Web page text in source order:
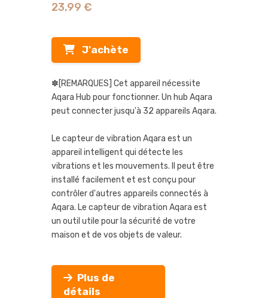
23,99 €
J'achète
✽[REMARQUES] Cet appareil nécessite
Aqara Hub pour fonctionner. Un hub Aqara
peut connecter jusqu'à 32 appareils Aqara.
Le capteur de vibration Aqara est un
appareil intelligent qui détecte les
vibrations et les mouvements. Il peut être
installé facilement et est conçu pour
contrôler d'autres appareils connectés à
Aqara. Le capteur de vibration Aqara est
un outil utile pour la sécurité de votre
maison et de vos objets de valeur.
Plus de
détails